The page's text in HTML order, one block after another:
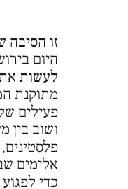
זו הסיבה
היום
לעשות
מתוקנת
פעילים
ושוב בין
אלימים
כדי